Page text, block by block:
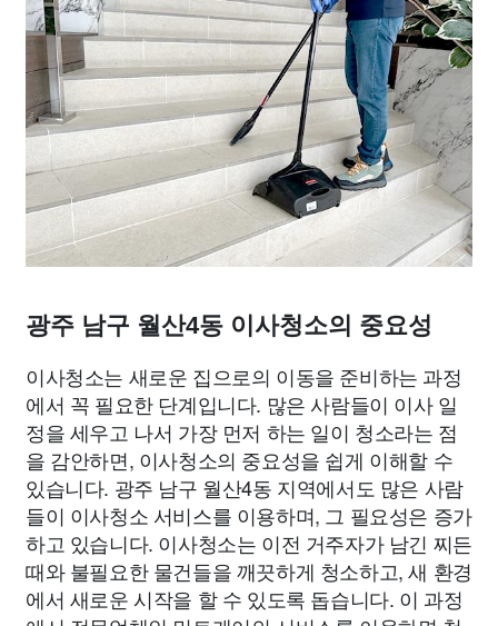
광주 남구 월산4동 이사청소의 중요성
이사청소는 새로운 집으로의 이동을 준비하는 과정
에서 꼭 필요한 단계입니다. 많은 사람들이 이사 일
정을 세우고 나서 가장 먼저 하는 일이 청소라는 점
을 감안하면, 이사청소의 중요성을 쉽게 이해할 수
있습니다. 광주 남구 월산4동 지역에서도 많은 사람
들이 이사청소 서비스를 이용하며, 그 필요성은 증가
하고 있습니다. 이사청소는 이전 거주자가 남긴 찌든
때와 불필요한 물건들을 깨끗하게 청소하고, 새 환경
에서 새로운 시작을 할 수 있도록 돕습니다. 이 과정